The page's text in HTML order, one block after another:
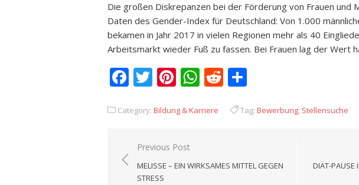
Die großen Diskrepanzen bei der Förderung von Frauen und
Daten des Gender-Index für Deutschland: Von 1.000
bekamen in Jahr 2017 in vielen Regionen mehr als 40
Arbeitsmarkt wieder Fuß zu fassen. Bei Frauen lag der Wert
Facebook
Twitter
Pinterest
WhatsApp
Reddit
Category: Bildung & Karriere Tag: Bewerbung, Stellensuche
Beitrags-
Navigation
Previous Post
MELISSE – EIN WIRKSAMES MITTEL GEGEN
STRESS
DIÄT-PAUSE